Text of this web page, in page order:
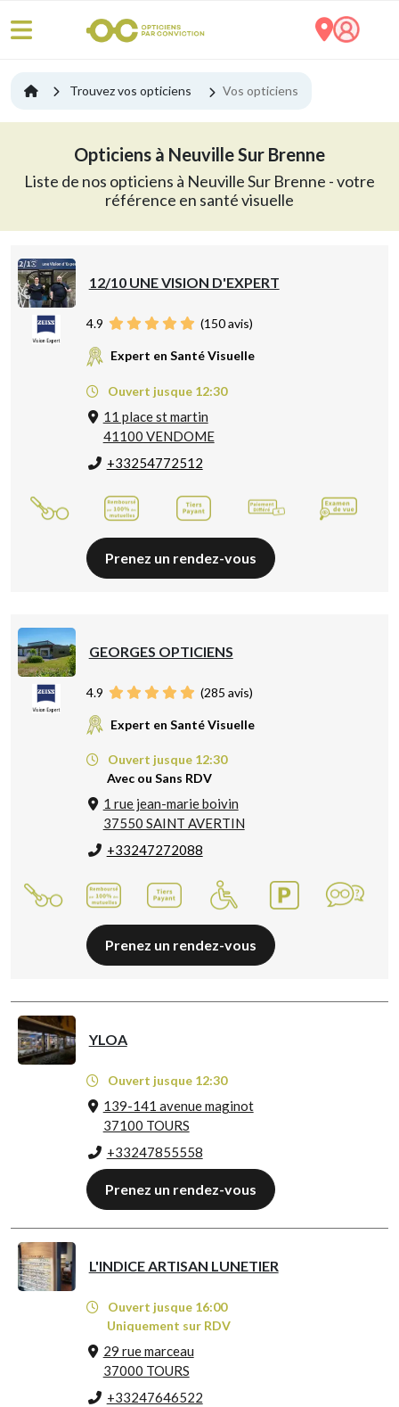
Trouvez vos opticiens Vos opticiens
Opticiens à Neuville Sur Brenne
Liste de nos opticiens à Neuville Sur Brenne - votre
référence en santé visuelle
12/10 UNE VISION D'EXPERT
4.9 (150avis)
Expert en Santé Visuelle
Ouvert jusque 12:30
11 place st martin
41100 VENDOME
+33254772512
Prenez un rendez-vous
GEORGES OPTICIENS
4.9 (285 avis)
Expert en Santé Visuelle
Ouvert jusque 12:30
Avec ou Sans RDV
1 rue jean-marie boivin
37550 SAINT AVERTIN
+33247272088
Prenez un rendez-vous
YLOA
Ouvert jusque 12:30
139-141 avenue maginot
37100 TOURS
+33247855558
Prenez un rendez-vous
L'INDICE ARTISAN LUNETIER
Ouvert jusque 16:00
Uniquement sur RDV
29 rue marceau
37000 TOURS
+33247646522